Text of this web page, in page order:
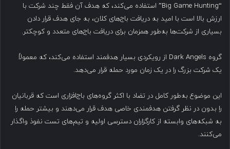
“Big Game Hunting” استفاده می‌کند، که هدف آن فقط چند شرکت با
ارزش بالا است با امید به دریافت باج‌های کلان، به جای هدف قرار دادن
بسیاری از شرکت‌ها به‌طور همزمان برای دریافت باج‌های متعدد و کوچکتر.
گروه Dark Angels از رویکردی بسیار هدفمند استفاده می‌کند، که معمولاً
یک شرکت بزرگ را در یک زمان مورد حمله قرار می‌دهد.
این موضوع به‌طور کامل در تضاد با اکثر گروه‌های باج‌افزاری است که قربانیان
را بدون در نظر گرفتن هدفمندی خاصی هدف قرار می‌دهند و بیشتر حمله را
به شبکه‌های وابسته از کارگزاران دسترسی اولیه و تیم‌های تست نفوذ واگذار
می‌کنند.